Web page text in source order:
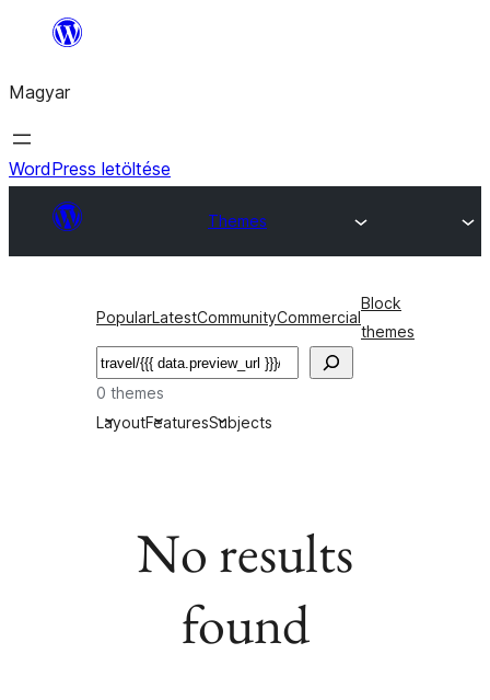
Ugrás
tartalomhoz
Magyar
WordPress letöltése
Themes
PopularLatestCommunityCommercial
Block
themes
Keresés
0 themes
LayoutFeaturesSubjects
No results
found